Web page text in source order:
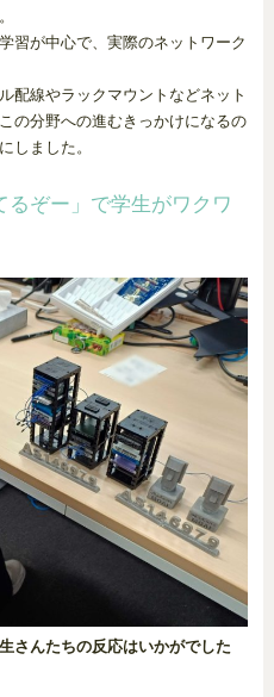
習が中心で、実際のネットワーク
配線やラックマウントなどネット
の分野への進むきっかけになるの
しました。
るぞー」で学生がワクワ
んたちの反応はいかがでした